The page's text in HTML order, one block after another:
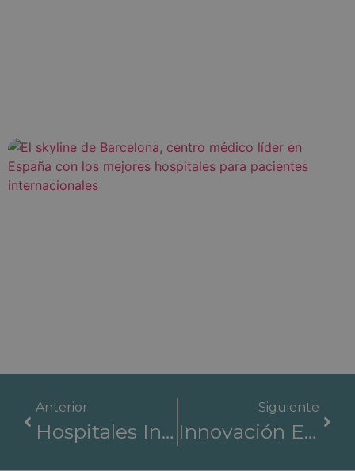
Anterior
Hospitales Internacionales De Barcelona: Centros De Trasplante Líderes En Europa
Siguiente
Innovación En Medicina Regenerativa Y Trasplantes De Tejidos En Barcelona